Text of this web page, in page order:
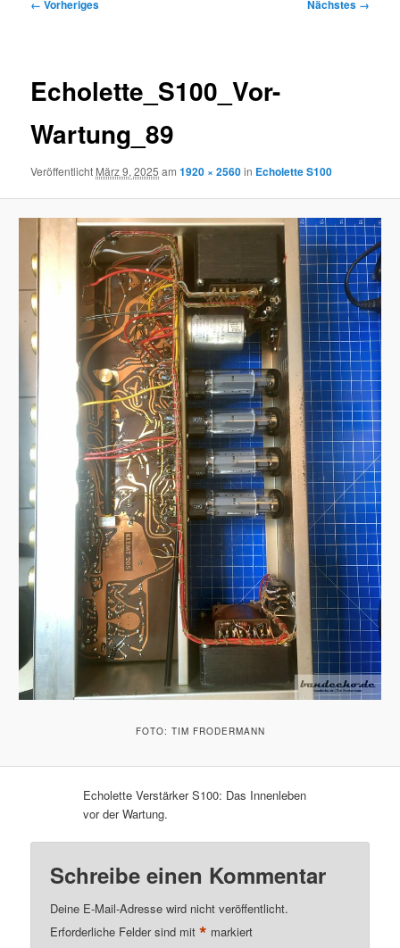
← Vorheriges Nächstes →
Echolette_S100_Vor-
Wartung_89
Veröffentlicht März 9, 2025 am1920 × 2560in Echolette S100
FOTO: TIM FRODERMANN
Echolette Verstärker S100: Das Innenleben
vor der Wartung.
Schreibe einen Kommentar
Deine E-Mail-Adresse wird nicht veröffentlicht.
Erforderliche Felder sind mit* markiert